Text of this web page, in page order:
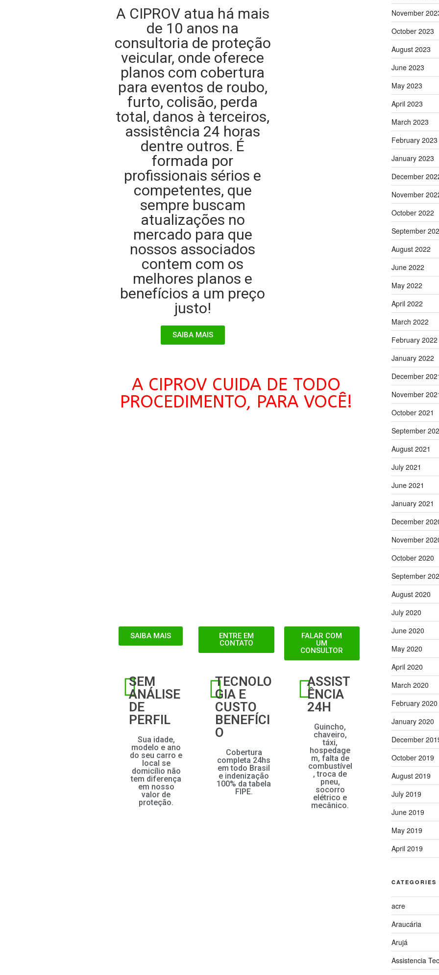
A CIPROV atua há mais
de 10 anos na
consultoria de proteção
veicular, onde oferece
planos com cobertura
para eventos de roubo,
furto, colisão, perda
total, danos à terceiros,
assistência 24 horas
dentre outros. É
formada por
profissionais sérios e
competentes, que
sempre buscam
atualizações no
mercado para que
nossos associados
contem com os
melhores planos e
benefícios a um preço
justo!
SAIBA MAIS
A CIPROV CUIDA DE TODO
PROCEDIMENTO, PARA VOCÊ!
SAIBA MAIS
ENTRE EM
CONTATO
FALAR COM
UM
CONSULTOR
SEM
ANÁLISE
DE
PERFIL
Sua idade,
modelo e ano
do seu carro e
local se
domicílio não
tem diferença
em nosso
valor de
proteção.
TECNOLO
GIA E
CUSTO
BENEFÍCI
O
Cobertura
completa 24hs
em todo Brasil
e indenização
100% da tabela
FIPE.
ASSIST
ÊNCIA
24H
Guincho,
chaveiro,
táxi,
hospedage
m, falta de
combustível
, troca de
pneu,
socorro
elétrico e
mecânico.
November
October 2023
August 2023
June 2023
May 2023
April 2023
March 2023
February 2023
January 2023
December
November
October 2022
September
August 2022
June 2022
May 2022
April 2022
March 2022
February 2022
January 2022
December
November
October 2021
September
August 2021
July 2021
June 2021
January 2021
December
November
October 2020
September
August 2020
July 2020
June 2020
May 2020
April 2020
March 2020
February 2020
January 2020
December
October 2019
August 2019
July 2019
June 2019
May 2019
April 2019
CATEGORIES
acre
Araucária
Arujá
Assistencia